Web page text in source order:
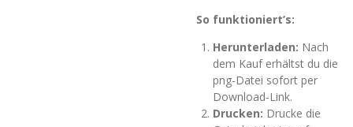
So funktioniert’s:
Herunterladen: Nach
dem Kauf erhältst du die
png-Datei sofort per
Download-Link.
Drucken: Drucke die